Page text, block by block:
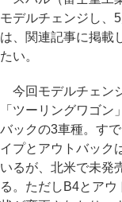
モデルチェンジし、
は、関連記事に掲載
たい。
今回モデルチェン
「ツーリングワゴ
バックの3車種。す
イプとアウトバック
いるが、北米で未発
る。ただしB4とア